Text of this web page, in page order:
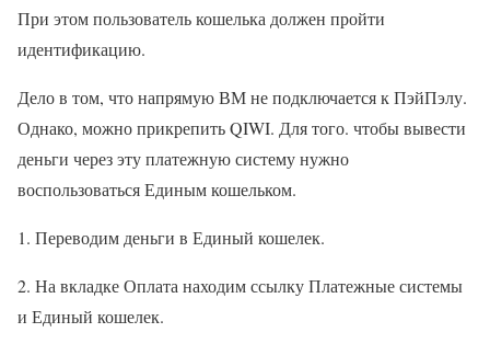
При этом пользователь кошелька должен пройти
идентификацию.
Дело в том, что напрямую ВМ не подключается к ПэйПэлу.
Однако, можно прикрепить QIWI. Для того. чтобы вывести
деньги через эту платежную систему нужно
воспользоваться Единым кошельком.
1. Переводим деньги в Единый кошелек.
2. На вкладке Оплата находим ссылку Платежные системы
и Единый кошелек.